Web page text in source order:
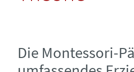
2023
Unser Leitbild
Die Montessori-